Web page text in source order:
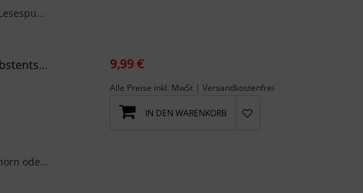
Ob Kurzbiografie, Interview, Spielbericht, Lesespurgeschichte oder Gedicht: Mit diesen einfachen ...
3 Kurze Fantasy-Geschichten Zum Selbstentscheiden
Ob gefährlicher Drache, zauberhaftes Einhorn oder geheimnisvolle Hexenfamilie - diese Geschichten...
9,99 €
Alle Preise inkl. MwSt | Versandkostenfrei
IN DEN WARENKORB